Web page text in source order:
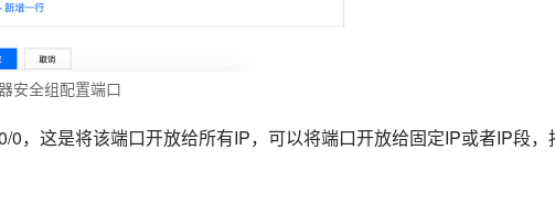
安全组配置端口
0，这是将该端口开放给所有IP，可以将端口开放给固定IP或者IP段，